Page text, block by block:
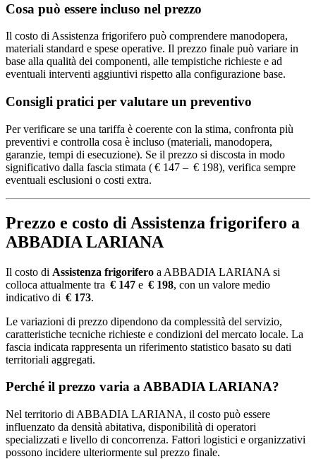
Cosa può essere incluso nel prezzo
Il costo di Assistenza frigorifero può comprendere manodopera,
materiali standard e spese operative. Il prezzo finale può variare in
base alla qualità dei componenti, alle tempistiche richieste e ad
eventuali interventi aggiuntivi rispetto alla configurazione base.
Consigli pratici per valutare un preventivo
Per verificare se una tariffa è coerente con la stima, confronta più
preventivi e controlla cosa è incluso (materiali, manodopera,
garanzie, tempi di esecuzione). Se il prezzo si discosta in modo
significativo dalla fascia stimata ( € 147 – € 198), verifica sempre
eventuali esclusioni o costi extra.
Prezzo e costo di Assistenza frigorifero a
ABBADIA LARIANA
Il costo di Assistenza frigorifero a ABBADIA LARIANA si
colloca attualmente tra € 147 e € 198, con un valore medio
indicativo di € 173.
Le variazioni di prezzo dipendono da complessità del servizio,
caratteristiche tecniche richieste e condizioni del mercato locale. La
fascia indicata rappresenta un riferimento statistico basato su dati
territoriali aggregati.
Perché il prezzo varia a ABBADIA LARIANA?
Nel territorio di ABBADIA LARIANA, il costo può essere
influenzato da densità abitativa, disponibilità di operatori
specializzati e livello di concorrenza. Fattori logistici e organizzativi
possono incidere ulteriormente sul prezzo finale.